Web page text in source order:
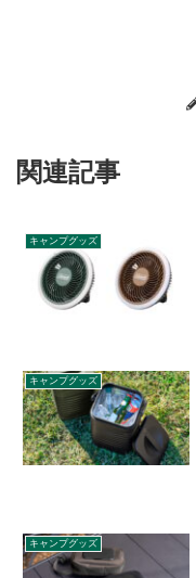
関連記事
キャンプグッズ
キャンプグッズ
キャンプグッズ